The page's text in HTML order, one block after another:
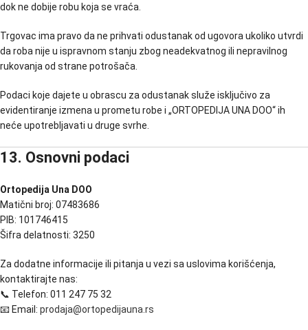
dok ne dobije robu koja se vraća.
Trgovac ima pravo da ne prihvati odustanak od ugovora ukoliko utvrdi
da roba nije u ispravnom stanju zbog neadekvatnog ili nepravilnog
rukovanja od strane potrošača.
Podaci koje dajete u obrascu za odustanak služe isključivo za
evidentiranje izmena u prometu robe i „ORTOPEDIJA UNA DOO“ ih
neće upotrebljavati u druge svrhe.
13. Osnovni podaci
Ortopedija Una DOO
Matični broj: 07483686
PIB: 101746415
Šifra delatnosti: 3250
Za dodatne informacije ili pitanja u vezi sa uslovima korišćenja,
kontaktirajte nas:
📞 Telefon: 011 247 75 32
📧 Email: prodaja@ortopedijauna.rs